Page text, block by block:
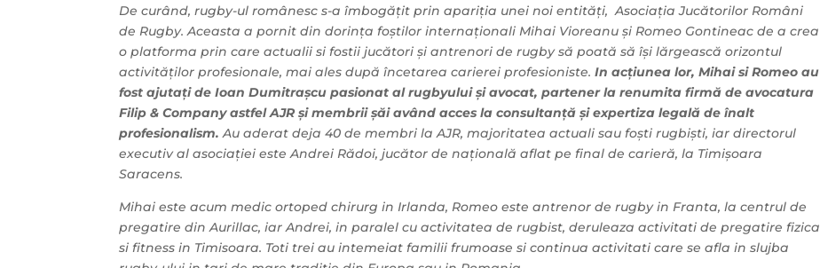
De curând, rugby-ul românesc s-a îmbogățit prin apariția unei noi entități, Asociația Jucătorilor Români
de Rugby. Aceasta a pornit din dorința foștilor internaționali Mihai Vioreanu și Romeo Gontineac de a crea
o platforma prin care actualii si fostii jucători și antrenori de rugby să poată să își lărgească orizontul
activităților profesionale, mai ales după încetarea carierei profesioniste.In acțiunea lor, Mihai si Romeo au
fost ajutați de Ioan Dumitrașcu pasionat al rugbyului și avocat, partener la renumita firmă de avocatura
Filip & Company astfel AJR și membrii șăi având acces la consultanță și expertiza legală de înalt
profesionalism. Au aderat deja 40 de membri la AJR, majoritatea actuali sau foști rugbiști, iar directorul
executiv al asociației este Andrei Rădoi, jucător de națională aflat pe final de carieră, la Timișoara
Saracens.
Mihai este acum medic ortoped chirurg in Irlanda, Romeo este antrenor de rugby in Franta, la centrul de
pregatire din Aurillac, iar Andrei, in paralel cu activitatea de rugbist, deruleaza activitati de pregatire fizica
si fitness in Timisoara. Toti trei au intemeiat familii frumoase si continua activitati care se afla in slujba